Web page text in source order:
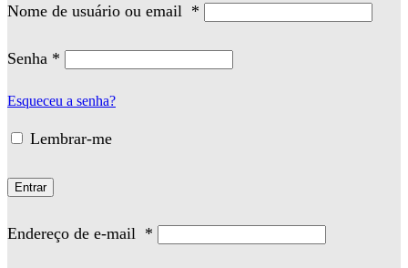
Nome de usuário ou email *
Senha *
Esqueceu a senha?
Lembrar-me
Entrar
Endereço de e-mail *